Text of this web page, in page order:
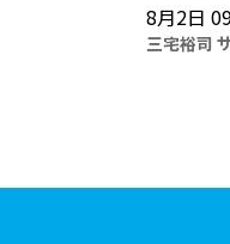
8月2日
三宅裕司